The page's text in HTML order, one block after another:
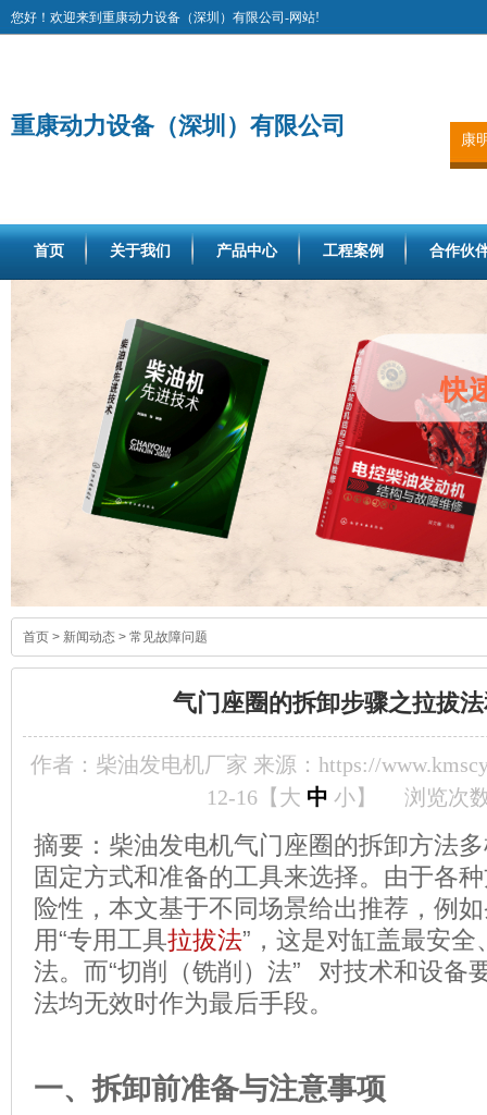
您好！欢迎来到重康动力设备（深圳）有限公司-网站!
重康动力设备（深圳）有限公司
康
首页 关于我们 产品中心 工程案例 合作伙
首页 > 新闻动态 > 常见故障问题
气门座圈的拆卸步骤之拉拔
作者：柴油发电机厂家 来源：https://
12-16【 大 中 小】 浏览次
摘要：柴油发电机气门座圈的拆卸方法
固定方式和准备的工具来选择。由于各
险性，本文基于不同场景给出推荐，例
用“专用工具拉拔法”，这是对缸盖最安
法。而“切削（铣削）法” 对技术和设备
法均无效时作为最后手段。
一、拆卸前准备与注意事项